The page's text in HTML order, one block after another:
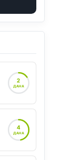
2
ДАНА
4
ДАНА